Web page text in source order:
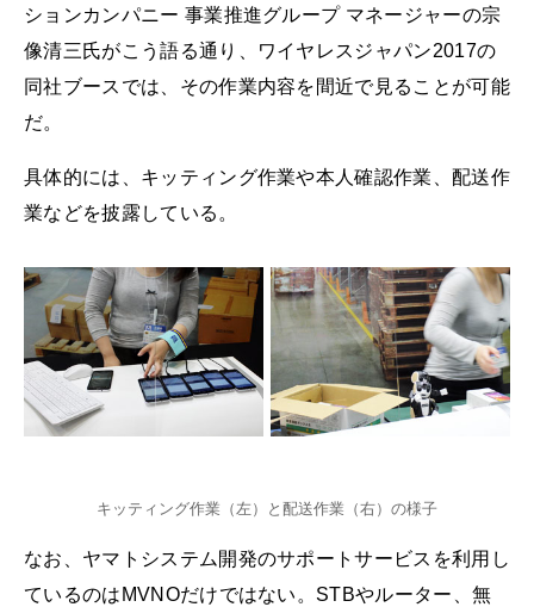
ションカンパニー 事業推進グループ マネージャーの宗
像清三氏がこう語る通り、ワイヤレスジャパン2017の
同社ブースでは、その作業内容を間近で見ることが可能
だ。
具体的には、キッティング作業や本人確認作業、配送作
業などを披露している。
キッティング作業（左）と配送作業（右）の様子
なお、ヤマトシステム開発のサポートサービスを利用し
ているのはMVNOだけではない。STBやルーター、無